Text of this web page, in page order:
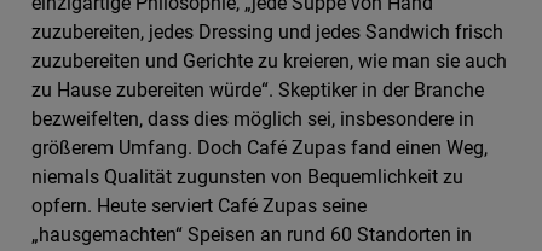
zuzubereiten, jedes Dressing und jedes Sandwich frisch
zuzubereiten und Gerichte zu kreieren, wie man sie auch
zu Hause zubereiten würde“. Skeptiker in der Branche
bezweifelten, dass dies möglich sei, insbesondere in
größerem Umfang. Doch Café Zupas fand einen Weg,
niemals Qualität zugunsten von Bequemlichkeit zu
opfern. Heute serviert Café Zupas seine
„hausgemachten“ Speisen an rund 60 Standorten in